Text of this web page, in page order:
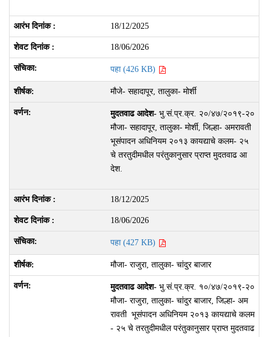
18/12/2025
18/06/2026
पहा (426 KB)
मौजे- सहादापूर, तालुका- मोर्शी
मुदतवाढ आदेश-भु.सं.प्र.क्र. २०/४७/२०१९-२०
मौजा- सहादापूर, तालुका- मोर्शी, जिल्हा- अमरावती
भूसंपादन अधिनियम २०१३ कायद्याचे कलम- २५
चे तरतुदीमधील परंतुकानुसार प्राप्त मुदतवाढ आ
देश.
18/12/2025
18/06/2026
पहा (427 KB)
मौजा- राजुरा, तालुका- चांदुर बाजार
मुदतवाढ आदेश-भु.सं.प्र.क्र. १०/४७/२०१९-२०
मौजा- राजुरा, तालुका- चांदुर बाजार, जिल्हा- अम
रावती भूसंपादन अधिनियम २०१३ कायद्याचे कलम
- २५ चे तरतुदीमधील परंतुकानुसार प्राप्त मुदतवाढ